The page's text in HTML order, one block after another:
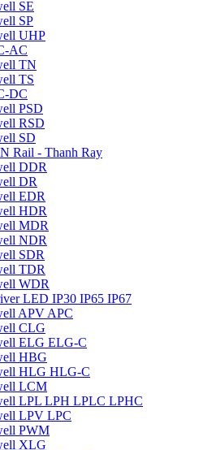
SE
SP
UHP
AC
TN
TS
DC
PSD
RSD
SD
Rail - Thanh Ray
DDR
DR
EDR
HDR
MDR
NDR
SDR
TDR
WDR
LED IP30 IP65 IP67
APV APC
CLG
ELG ELG-C
HBG
HLG HLG-C
LCM
LPL LPH LPLC LPHC
LPV LPC
PWM
XLG